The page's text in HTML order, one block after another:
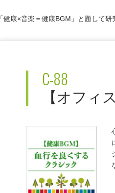
「健康×音楽＝健康BGM」と題して
C-88
【オフィ